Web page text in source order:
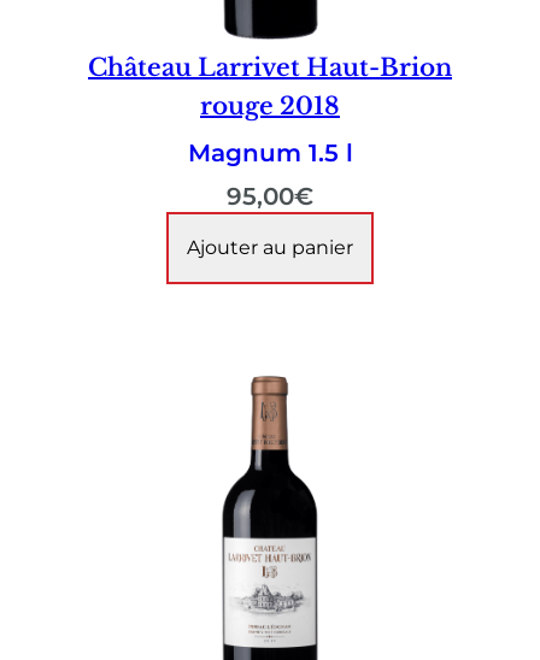
Château Larrivet Haut-Brion
rouge 2018
Magnum 1.5 l
95,00€
Ajouter au panier